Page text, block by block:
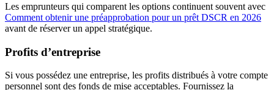
Les emprunteurs qui comparent les options continuent souvent avec
Comment obtenir une préapprobation pour un prêt DSCR en 2026
avant de réserver un appel stratégique.
Profits d’entreprise
Si vous possédez une entreprise, les profits distribués à votre compte
personnel sont des fonds de mise acceptables. Fournissez la